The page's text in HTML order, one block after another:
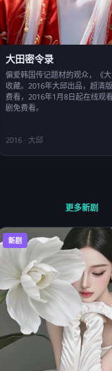
大田密令录
偏爱韩国传记题材的观众，《
收藏。2016年大邱出品，超清
费看，2016年1月8日起在线观
剧免费看。
2016 · 大邱
更多新剧
新剧